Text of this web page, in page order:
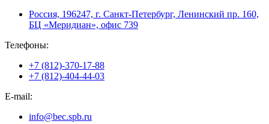
Россия, 196247, г. Санкт-Петербург, Ленинский пр. 160,
БЦ «Меридиан», офис 739
Телефоны:
+7 (812)-370-17-88
+7 (812)-404-44-03
E-mail:
info@bec.spb.ru